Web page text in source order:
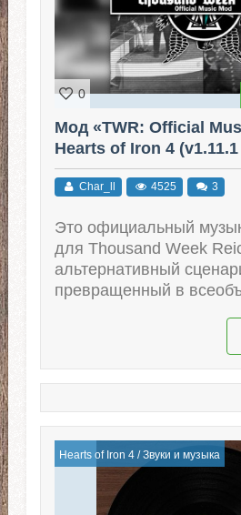
0
Мод «TWR: Official
Hearts of Iron 4 (v1.11.1
Char_ll 4525 3
Это официальный
для Thousand Week
альтернативный
превращенный в
Hearts of Iron 4/Звуки и музыка